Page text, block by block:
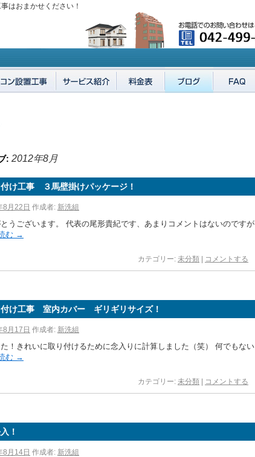
はおまかせください！
: 2012年8月
け工事 ３馬壁掛けパッケージ！
8月22日 作成者: 新洗組
うございます。 代表の尾形貴紀です、あまりコメントはないのですが
む →
カテゴリー: 未分類 コメントする
付け工事 室内カバー ギリギリサイズ！
8月17日 作成者: 新洗組
！きれいに取り付けるために念入りに計算しました（笑） 何でもない
む →
カテゴリー: 未分類 コメントする
！
8月14日 作成者: 新洗組